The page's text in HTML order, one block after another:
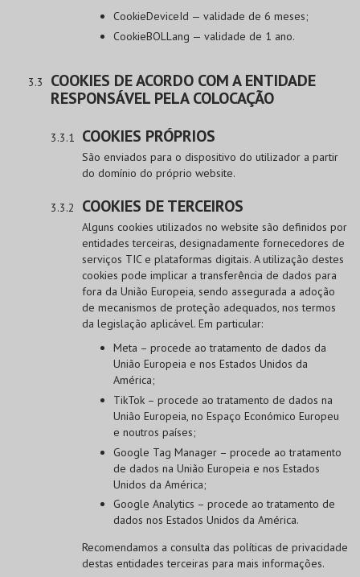
CookieDeviceId — validade de 6 meses;
CookieBOLLang — validade de 1 ano.
COOKIES DE ACORDO COM A ENTIDADE
RESPONSÁVEL PELA COLOCAÇÃO
COOKIES PRÓPRIOS
São enviados para o dispositivo do utilizador a partir
do domínio do próprio website.
COOKIES DE TERCEIROS
Alguns cookies utilizados no website são definidos por
entidades terceiras, designadamente fornecedores de
serviços TIC e plataformas digitais. A utilização destes
cookies pode implicar a transferência de dados para
fora da União Europeia, sendo assegurada a adoção
de mecanismos de proteção adequados, nos termos
da legislação aplicável. Em particular:
Meta – procede ao tratamento de dados da
União Europeia e nos Estados Unidos da
América;
TikTok – procede ao tratamento de dados na
União Europeia, no Espaço Económico Europeu
e noutros países;
Google Tag Manager – procede ao tratamento
de dados na União Europeia e nos Estados
Unidos da América;
Google Analytics – procede ao tratamento de
dados nos Estados Unidos da América.
Recomendamos a consulta das políticas de privacidade
destas entidades terceiras para mais informações.